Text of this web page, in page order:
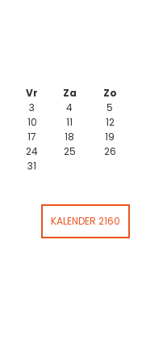
Vr Za
Zo
3 4
5
10 11
12
17 18
19
24 25
26
31
KALENDER 2160